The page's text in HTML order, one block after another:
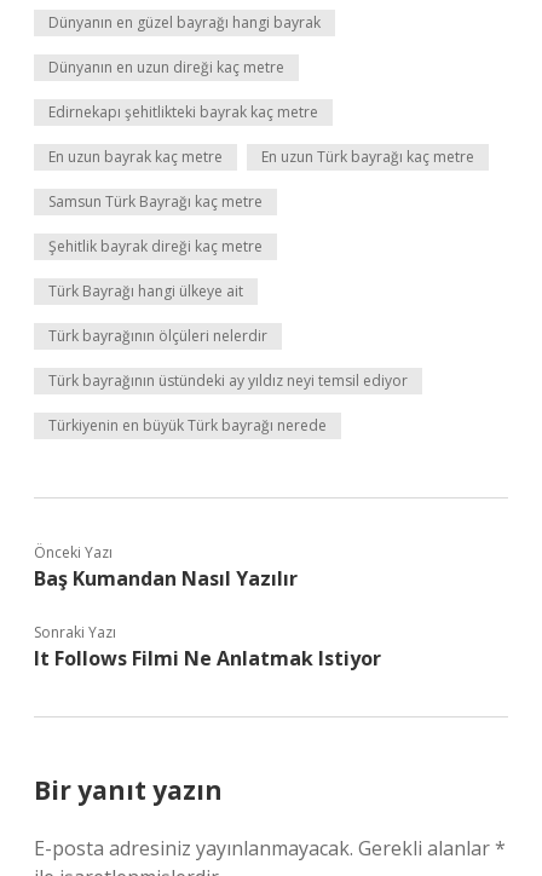
Dünyanın en güzel bayrağı hangi bayrak
Dünyanın en uzun direği kaç metre
Edirnekapı şehitlikteki bayrak kaç metre
En uzun bayrak kaç metre En uzun Türk bayrağı kaç metre
Samsun Türk Bayrağı kaç metre
Şehitlik bayrak direği kaç metre
Türk Bayrağı hangi ülkeye ait
Türk bayrağının ölçüleri nelerdir
Türk bayrağının üstündeki ay yıldız neyi temsil ediyor
Türkiyenin en büyük Türk bayrağı nerede
Önceki Yazı
Baş Kumandan Nasıl Yazılır
Sonraki Yazı
It Follows Filmi Ne Anlatmak Istiyor
Bir yanıt yazın
E-posta adresiniz yayınlanmayacak. Gerekli alanlar*